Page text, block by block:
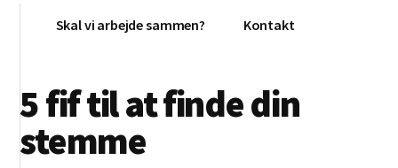
medier
Skal vi arbejde sammen? Kontakt
5 fif til at finde din
stemme